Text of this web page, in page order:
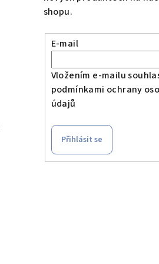
shopu.
E-mail
Vložením e-mailu
podmínkami ochrany
údajů
Přihlásit se